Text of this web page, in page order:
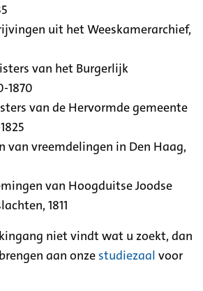
uit het Weeskamerarchief,
van het Burgerlijk
1870
van de Hervormde gemeente
van vreemdelingen in Den Haag,
van Hoogduitse Joodse
1811
niet vindt wat u zoekt, dan
aan onze studiezaal voor